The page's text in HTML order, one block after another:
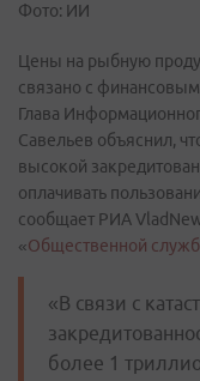
Фото: ИИ
Цены на рыбную
связано с
Глава
Савельев объяснил,
высокой
оплачивать
сообщает РИА
«Общественной
«В связи с
более 1